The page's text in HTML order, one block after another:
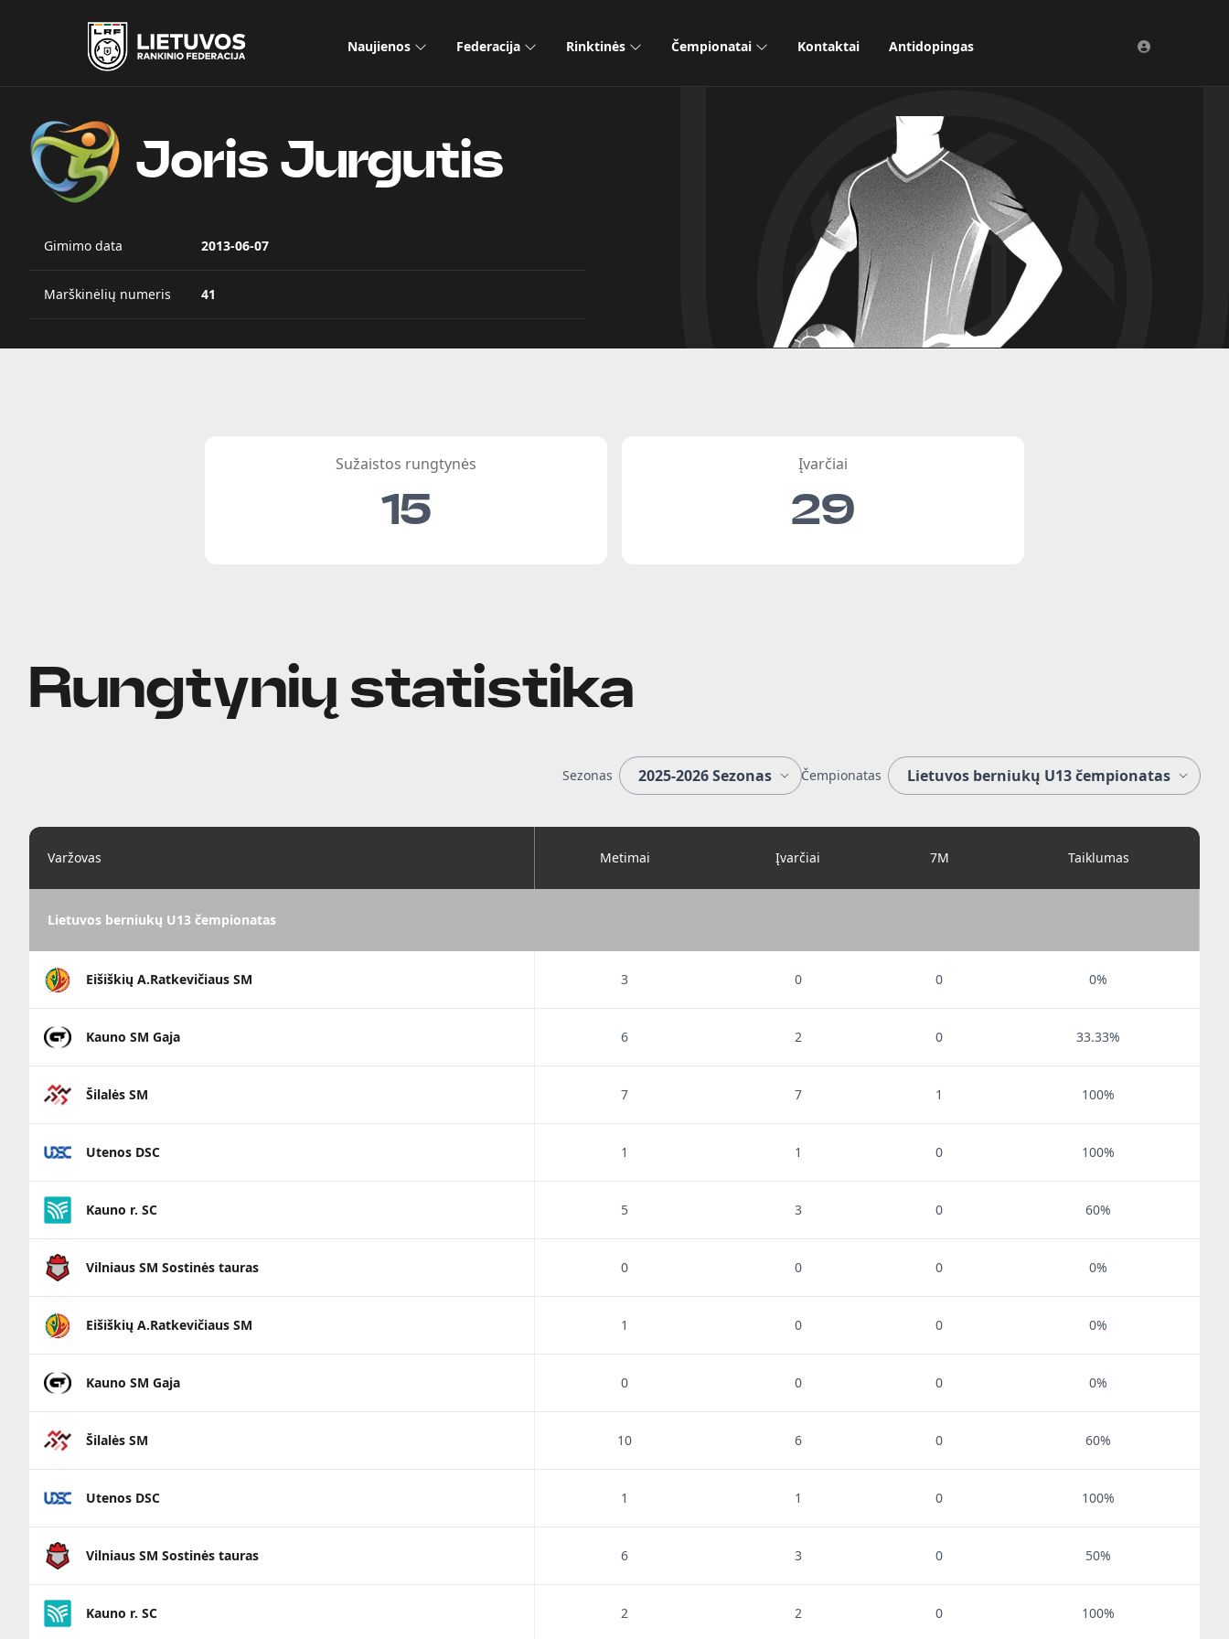
Naujienos Federacija Rinktinės Čempionatai Kontaktai Antidopingas
Joris Jurgutis
Gimimo data 2013-06-07
Marškinėlių numeris 41
Sužaistos rungtynės
15
Įvarčiai
29
Rungtynių statistika
Sezonas Čempionatas
Varžovas Metimai Įvarčiai 7M Taiklumas
Lietuvos berniukų U13 čempionatas
Eišiškių A.Ratkevičiaus SM 3 0 0 0%
Kauno SM Gaja 6 2 0 33.33%
Šilalės SM 7 7 1 100%
Utenos DSC 1 1 0 100%
Kauno r. SC 5 3 0 60%
Vilniaus SM Sostinės tauras 0 0 0 0%
Eišiškių A.Ratkevičiaus SM 1 0 0 0%
Kauno SM Gaja 0 0 0 0%
Šilalės SM 10 6 0 60%
Utenos DSC 1 1 0 100%
Vilniaus SM Sostinės tauras 6 3 0 50%
Kauno r. SC 2 2 0 100%